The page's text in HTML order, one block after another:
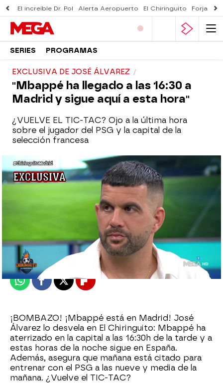
El increíble Dr. Pol Alerta Aeropuerto El Chiringuito Forjado
SERIES PROGRAMAS
EXCLUSIVA DE JOSÉ ÁLVAREZ
"Mbappé ha llegado a las 16:30 a
Madrid y sigue aquí a esta hora"
¿VUELVE EL TIC-TAC? Ojo a la última hora
sobre el jugador del PSG y la capital de la
selección francesa
Publicado: 09 de noviembre de 2023, 01:13
WhatsappFacebook
X Flipboard
¡BOMBAZO! ¡Mbappé está en Madrid! José
Álvarez lo desvela en El Chiringuito: Mbappé ha
aterrizado en la capital a las 16:30h de la tarde y a
estas horas de la noche sigue en España.
Además, asegura que mañana está citado para
entrenar con el PSG a las nueve y media de la
mañana. ¿Vuelve el TIC-TAC?